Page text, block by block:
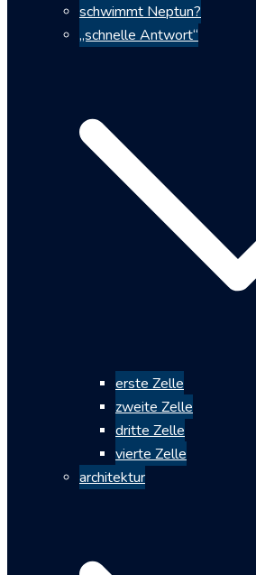
schwimmt Neptun?
„schnelle Antwort“
erste Zelle
zweite Zelle
dritte Zelle
vierte Zelle
architektur